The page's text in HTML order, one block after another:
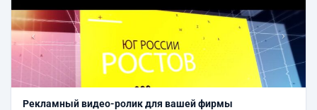
Рекламный видео-ролик для вашей фирмы